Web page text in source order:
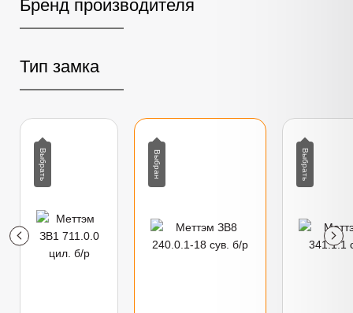
Бренд производителя
Тип замка